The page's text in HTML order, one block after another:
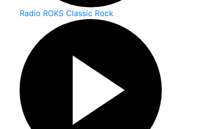
Radio ROKS Classic Rock